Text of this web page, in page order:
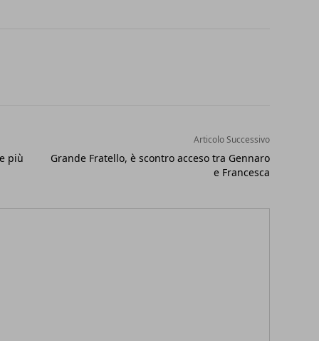
più
Articolo Successivo
Grande Fratello, è scontro acceso tra Gennaro
e Francesca